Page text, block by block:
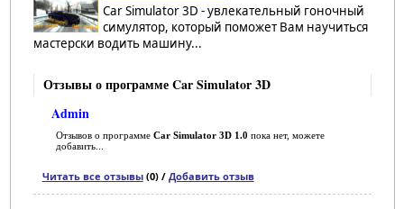
Car Simulator 3D - увлекательный гоночный
симулятор, который поможет Вам научиться
мастерски водить машину...
Отзывы о программе Car Simulator 3D
Admin
Отзывов о программе Car Simulator 3D 1.0 пока нет, можете
добавить...
Читать все отзывы(0) / Добавить отзыв